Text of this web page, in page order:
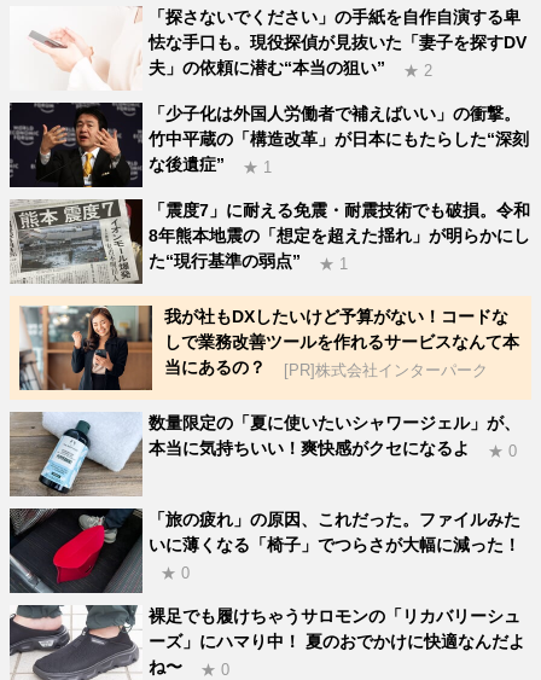
「探さないでください」の手紙を自作自演する卑
怯な手口も。現役探偵が見抜いた「妻子を探すDV
夫」の依頼に潜む“本当の狙い”
★ 2
「少子化は外国人労働者で補えばいい」の衝撃。
竹中平蔵の「構造改革」が日本にもたらした“深刻
な後遺症”
★ 1
「震度7」に耐える免震・耐震技術でも破損。令和
8年熊本地震の「想定を超えた揺れ」が明らかにし
た“現行基準の弱点”
★ 1
我が社もDXしたいけど予算がない！コードな
しで業務改善ツールを作れるサービスなんて本
当にあるの？
[PR]株式会社インターパーク
数量限定の「夏に使いたいシャワージェル」が、
本当に気持ちいい！爽快感がクセになるよ
★ 0
「旅の疲れ」の原因、これだった。ファイルみた
いに薄くなる「椅子」でつらさが大幅に減った！
★ 0
裸足でも履けちゃうサロモンの「リカバリーシュ
ーズ」にハマり中！ 夏のおでかけに快適なんだよ
ね〜
★ 0